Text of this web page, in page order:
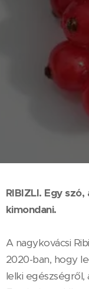
RIBIZLI. Egy szó,
kimondani.
A nagykovácsi
2020-ban, hogy
lelki